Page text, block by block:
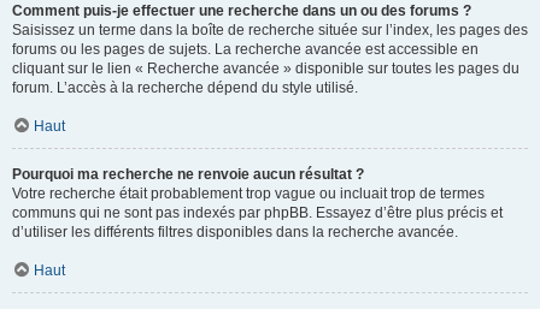
Comment puis-je effectuer une recherche dans un ou des forums ?
Saisissez un terme dans la boîte de recherche située sur l’index, les pages des
forums ou les pages de sujets. La recherche avancée est accessible en
cliquant sur le lien « Recherche avancée » disponible sur toutes les pages du
forum. L’accès à la recherche dépend du style utilisé.
Haut
Pourquoi ma recherche ne renvoie aucun résultat ?
Votre recherche était probablement trop vague ou incluait trop de termes
communs qui ne sont pas indexés par phpBB. Essayez d’être plus précis et
d’utiliser les différents filtres disponibles dans la recherche avancée.
Haut